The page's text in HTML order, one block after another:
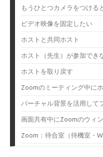
もうひとつカメラをつける
ビデオ映像を固定したい
ホストと共同ホスト
ホスト（先生）が参加でき
ホストを取り戻す
Zoomのミーティング中に
バーチャル背景を活用して
画面共有中にZoomのウィ
Zoom：待合室（待機室・